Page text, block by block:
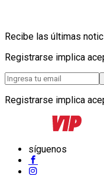
Recibe las últimas
Registrarse implica
Registrarse implica
síguenos